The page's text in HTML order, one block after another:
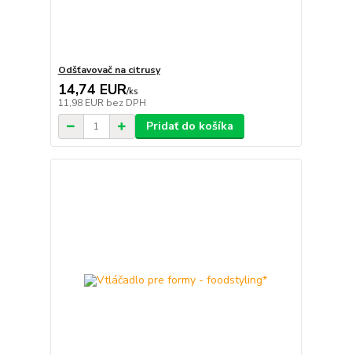
Odšťavovač na citrusy
14,74 EUR/ks
11,98 EUR bez DPH
Pridať do košíka